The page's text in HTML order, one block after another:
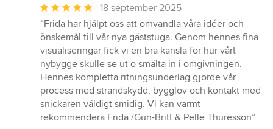
Genomsnittligt
omdöme:
5
av
5
stjärnor
18 september 2025
“Frida har hjälpt oss att omvandla våra idéer och
önskemål till vår nya gäststuga. Genom hennes fina
visualiseringar fick vi en bra känsla för hur vårt
nybygge skulle se ut o smälta in i omgivningen.
Hennes kompletta ritningsunderlag gjorde vår
process med strandskydd, bygglov och kontakt med
snickaren väldigt smidig. Vi kan varmt
rekommendera Frida /Gun-Britt & Pelle Thuresson”